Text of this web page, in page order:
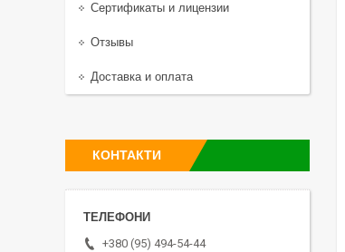
Сертификаты и лицензии
Отзывы
Доставка и оплата
КОНТАКТИ
+380 (95) 494-54-44